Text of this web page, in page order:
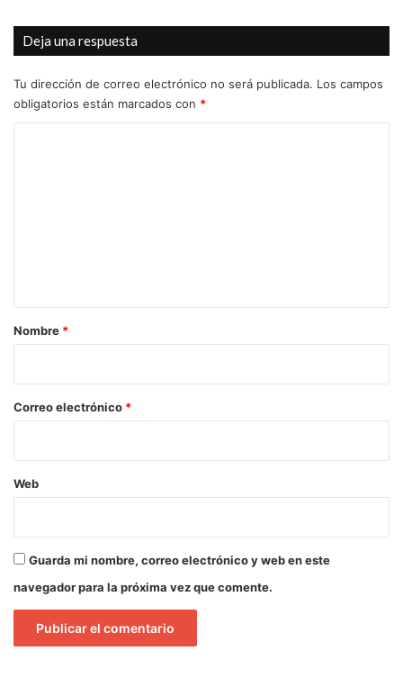
Deja una respuesta
Tu dirección de correo electrónico no será publicada. Los campos
obligatorios están marcados con *
r
*
Nombre *
Correo electrónico *
Web
Guarda mi nombre, correo electrónico y web en este
navegador para la próxima vez que comente.